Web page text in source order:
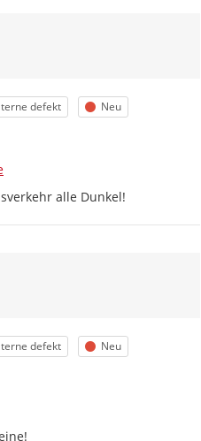
defekt Status
Neu
alle Dunkel!
defekt Status
Neu